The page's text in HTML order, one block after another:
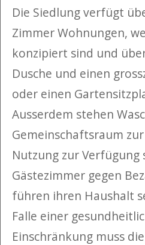
Die Siedlung verfügt
Zimmer Wohnungen,
konzipiert sind und
Dusche und einen
oder einen
Ausserdem stehen
Gemeinschaftsraum
Nutzung zur Verfügung
Gästezimmer gegen
führen ihren Haushalt
Falle einer
Einschränkung muss